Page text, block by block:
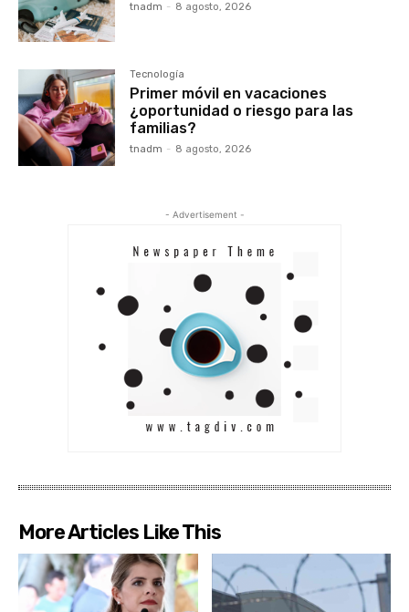
tnadm - 8 agosto, 2026
Tecnología
Primer móvil en vacaciones
¿oportunidad o riesgo para las
familias?
tnadm - 8 agosto, 2026
- Advertisement -
More Articles Like This